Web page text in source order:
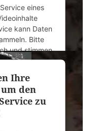
Consent
&eRecht24
eines
kann Daten
Bitte
und stimmen
zu, um
Ihre
den
zu